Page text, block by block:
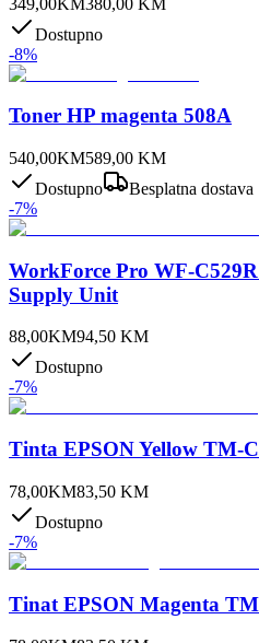
Dostupno
-8%
Toner HP magenta 508A
540,00KM589,00 KM
Dostupno
Besplatna dostava
-7%
WorkForce Pro WF-
Supply Unit
88,00KM94,50 KM
Dostupno
-7%
Tinta EPSON Yellow TM-
78,00KM83,50 KM
Dostupno
-7%
Tinat EPSON Magenta